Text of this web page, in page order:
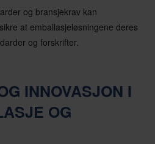
og bransjekrav kan
at emballasjeløsningene deres
og forskrifter.
INNOVASJON I
OG